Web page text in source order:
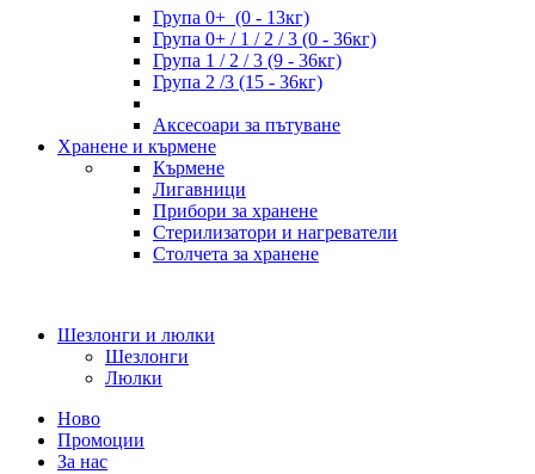
Група 0+ (0 - 13кг)
Група 0+ / 1 / 2 / 3 (0 - 36кг)
Група 1 / 2 / 3 (9 - 36кг)
Група 2 /3 (15 - 36кг)
Аксесоари за пътуване
Хранене и кърмене
Кърмене
Лигавници
Прибори за хранене
Стерилизатори и нагреватели
Столчета за хранене
Шезлонги и люлки
Шезлонги
Люлки
Ново
Промоции
За нас